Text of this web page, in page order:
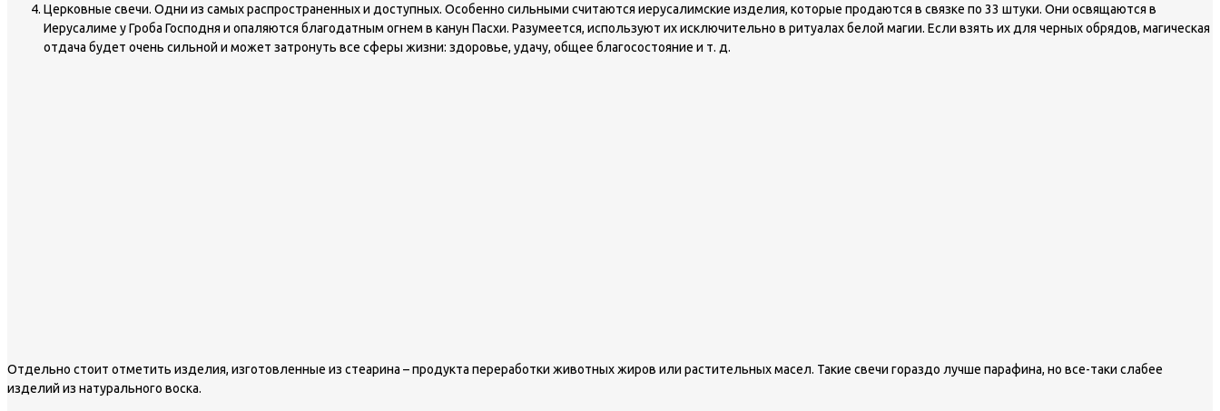
Церковные свечи. Одни из самых распространенных и доступных. Особенно сильными считаются иерусалимские изделия, которые продаются в связке по 33 штуки. Они освящаются в
Иерусалиме у Гроба Господня и опаляются благодатным огнем в канун Пасхи. Разумеется, используют их исключительно в ритуалах белой магии. Если взять их для черных обрядов, магическая
отдача будет очень сильной и может затронуть все сферы жизни: здоровье, удачу, общее благосостояние и т. д.
Отдельно стоит отметить изделия, изготовленные из стеарина – продукта переработки животных жиров или растительных масел. Такие свечи гораздо лучше парафина, но все-таки слабее
изделий из натурального воска.